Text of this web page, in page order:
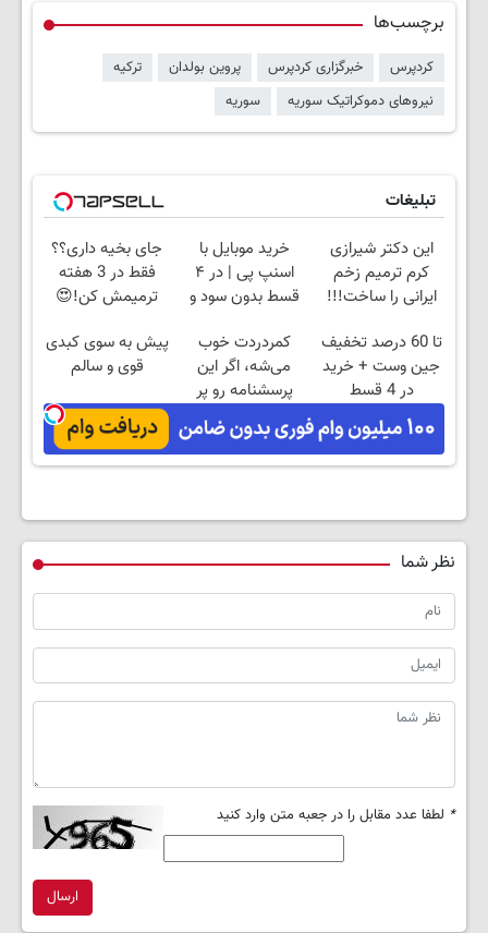
برچسب‌ها
کردپرس خبرگزاری کردپرس پروین بولدان
ترکیه
نیروهای دموکراتیک سوریه
سوریه
تبلیغات
این دکتر شیرازی
کرم ترمیم زخم
ایرانی را ساخت!!!
خرید موبایل با
اسنپ پی | در ۴
قسط بدون سود و
جای بخیه داری؟؟
فقط در 3 هفته
ترمیمش کن!😍
تا 60 درصد تخفیف
جین وست + خرید
در 4 قسط
کمردردت خوب
می‌شه، اگر این
پرسشنامه رو پر
پیش به سوی کبدی
قوی و سالم
نظر شما
* لطفا عدد مقابل را در جعبه متن وارد کنید
ارسال